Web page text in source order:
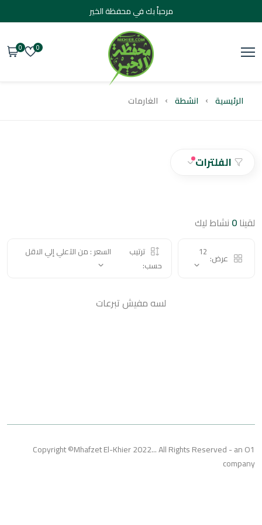
مرحباً بك في محفظة الخير
انشطة الغارمات
الفلترات
نشاط ليك
عرض: 12
ترتيب
السعر : من الآعلي إلي الاقل
لسه مفيش تبرعات
Copyright ©Mhafzet El-Khier 2022... All Rights Reserved